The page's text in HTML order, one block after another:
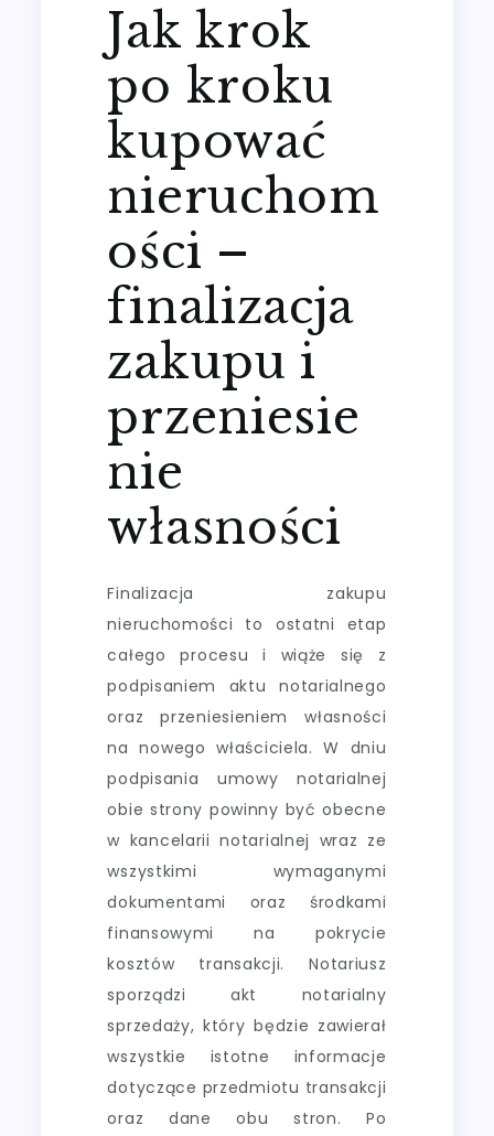
Jak krok
po kroku
kupować
nieruchom
ości –
finalizacja
zakupu i
przeniesie
nie
własności
Finalizacja zakupu
nieruchomości to ostatni etap
całego procesu i wiąże się z
podpisaniem aktu notarialnego
oraz przeniesieniem własności
na nowego właściciela. W dniu
podpisania umowy notarialnej
obie strony powinny być obecne
w kancelarii notarialnej wraz ze
wszystkimi wymaganymi
dokumentami oraz środkami
finansowymi na pokrycie
kosztów transakcji. Notariusz
sporządzi akt notarialny
sprzedaży, który będzie zawierał
wszystkie istotne informacje
dotyczące przedmiotu transakcji
oraz dane obu stron. Po